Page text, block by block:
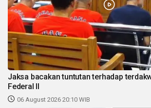
Jaksa bacakan tuntutan terhadap
Federal II
06 August 2026 20:10 WIB